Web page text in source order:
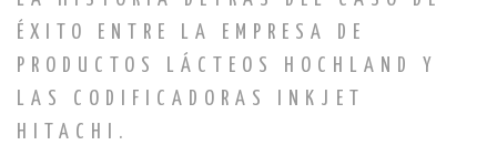
ÉXITO ENTRE LA EMPRESA DE
PRODUCTOS LÁCTEOS HOCHLAND Y
LAS CODIFICADORAS INKJET
HITACHI.